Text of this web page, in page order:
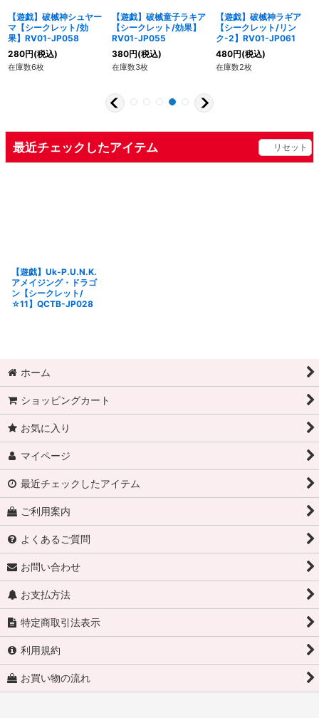
【遊戯】破械神シュヤー
マ【シークレット/効
果】RV01-JP058
280円(税込)
在庫数6枚
【遊戯】破械童子ラキア
【シークレット/効果】
RV01-JP055
380円(税込)
在庫数3枚
【遊戯】破械神ラギア
【シークレット/リン
ク-2】RV01-JP061
480円(税込)
在庫数2枚
最近チェックしたアイテム リセット
【遊戯】Uk-P.U.N.K.
アメイジング・ドラゴ
ン【シークレット/
☆11】QCTB-JP028
ホーム
ショッピングカート
お気に入り
マイページ
最近チェックしたアイテム
ご利用案内
よくあるご質問
お問い合わせ
お支払方法
特定商取引法表示
利用規約
お買い物の流れ